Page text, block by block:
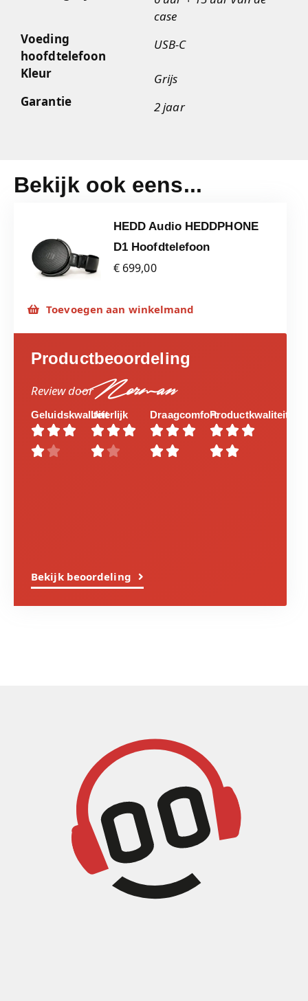
case
Voeding
hoofdtelefoon
USB-C
Kleur
Grijs
Garantie
2 jaar
Bekijk ook eens...
HEDD Audio HEDDPHONE
D1 Hoofdtelefoon
€ 699,00
Toevoegen aan winkelmand
Productbeoordeling
Review doorNorman
Geluidskwaliteit

 
Uiterlijk

 
Draagcomfort
 

Productkwaliteit


Bekijk beoordeling